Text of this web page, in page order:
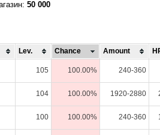
50 000
Lev. Chance Amount
105 100.00% 240-360
104 100.00% 1920-2880
100 100.00% 240-360